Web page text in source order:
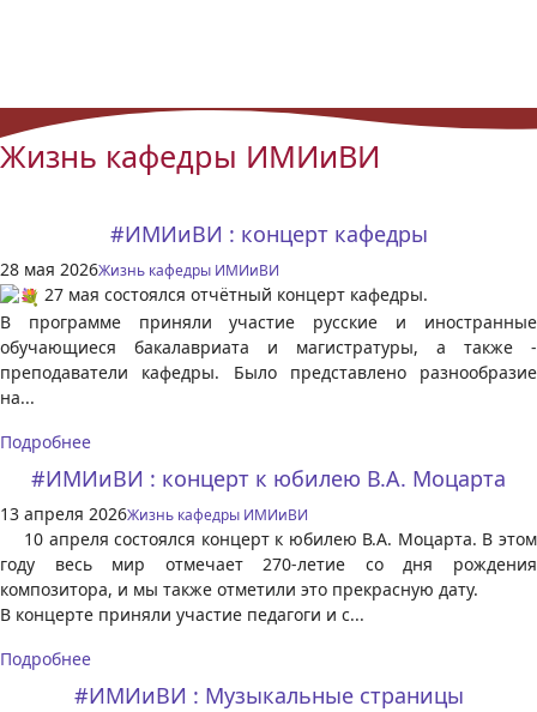
Жизнь кафедры ИМИиВИ
#ИМИиВИ : концерт кафедры
28 мая 2026Жизнь кафедры ИМИиВИ
27 мая состоялся отчётный концерт кафедры.
В программе приняли участие русские и иностранные
обучающиеся бакалавриата и магистратуры, а также -
преподаватели кафедры. Было представлено разнообразие
на...
Подробнее
#ИМИиВИ : концерт к юбилею В.А. Моцарта
13 апреля 2026Жизнь кафедры ИМИиВИ
10 апреля состоялся концерт к юбилею В.А. Моцарта. В этом
году весь мир отмечает 270-летие со дня рождения
композитора, и мы также отметили это прекрасную дату.
В концерте приняли участие педагоги и с...
Подробнее
#ИМИиВИ : Музыкальные страницы